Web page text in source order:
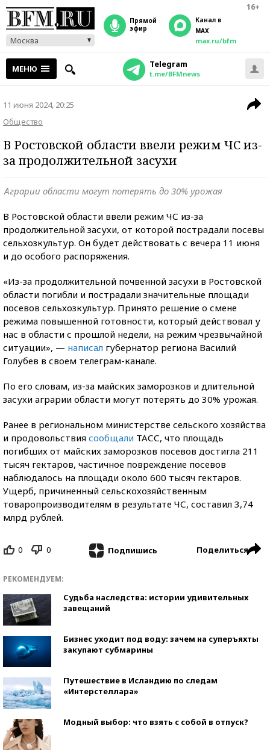
16+
Москва
прямой
эфир
Канал в
MAX
max.ru/bfm
МЕНЮ Telegram
t.me/BFMnews
11 июня 2024, 20:25
Общество
В Ростовской области ввели режим ЧС из-
за продолжительной засухи
Аграрии области могут потерять до 30% урожая
В Ростовской области ввели режим ЧС из-за
продолжительной засухи, от которой пострадали посевы
сельхозкультур. Он будет действовать с вечера 11 июня
и до особого распоряжения.
«Из-за продолжительной почвенной засухи в Ростовской
области погибли и пострадали значительные площади
посевов сельхозкультур. Принято решение о смене
режима повышенной готовности, который действовал у
нас в области с прошлой недели, на режим чрезвычайной
ситуации», — написал губернатор региона Василий
Голубев в своем телеграм-канале.
По его словам, из-за майских заморозков и длительной
засухи аграрии области могут потерять до 30% урожая.
Ранее в региональном министерстве сельского хозяйства
и продовольствия сообщали ТАСС, что площадь
погибших от майских заморозков посевов достигла 211
тысяч гектаров, частичное повреждение посевов
наблюдалось на площади около 600 тысяч гектаров.
Ущерб, причиненный сельскохозяйственным
товаропроизводителям в результате ЧС, составил 3,74
млрд рублей.
0 0 Подпишись Поделиться
РЕКОМЕНДУЕМ:
Судьба наследства: истории удивительных
завещаний
Бизнес уходит под воду: зачем на суперъяхты
закупают субмарины
Путешествие в Исландию по следам
«Интерстеллара»
Модный выбор: что взять с собой в отпуск?